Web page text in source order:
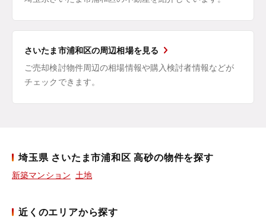
さいたま市浦和区の周辺相場を見る
ご売却検討物件周辺の相場情報や購入検討者情報などが
チェックできます。
埼玉県 さいたま市浦和区 高砂の物件を探す
新築マンション 土地
近くのエリアから探す